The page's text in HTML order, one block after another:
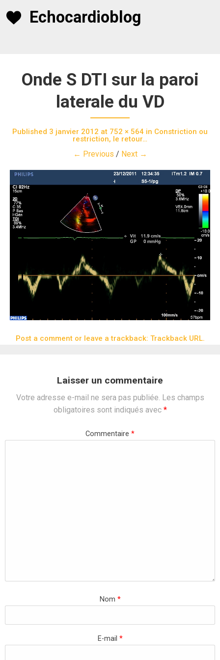
Echocardioblog
Onde S DTI sur la paroi
laterale du VD
Published 3 janvier 2012 at 752 × 564 in Constriction ou
restriction, le retour…
← Previous / Next →
Post a commentor leave a trackback: Trackback URL.
Laisser un commentaire
Votre adresse e-mail ne sera pas publiée. Les champs
obligatoires sont indiqués avec *
Commentaire *
Nom *
E-mail *